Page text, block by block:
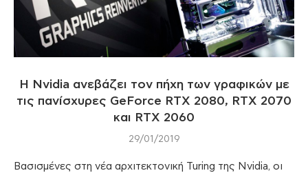
H Nvidia ανεβάζει τον πήχη των γραφικών με
τις πανίσχυρες GeForce RTX 2080, RTX 2070
και RTX 2060
29/01/2019
Βασισμένες στη νέα αρχιτεκτονική Turing της Nvidia, οι